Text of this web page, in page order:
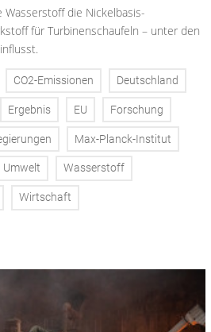
die Nickelbasis-
für Turbinenschaufeln – unter den
CO2-Emissionen Deutschland
Ergebnis EU Forschung
Max-Planck-Institut
Umwelt Wasserstoff
Wirtschaft